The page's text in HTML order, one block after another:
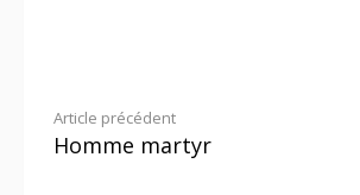
Lire
Article précédent
Homme martyr